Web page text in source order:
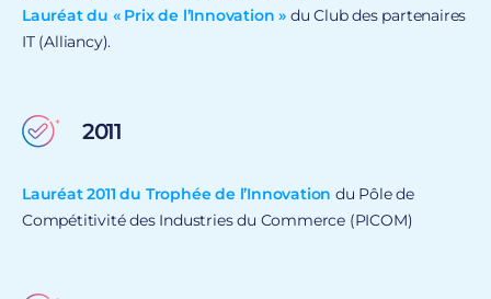
Lauréat du « Prix de l’Innovation » du Club des partenaires
IT (Alliancy).
2011
Lauréat 2011 du Trophée de l’Innovation du Pôle de
Compétitivité des Industries du Commerce (PICOM)